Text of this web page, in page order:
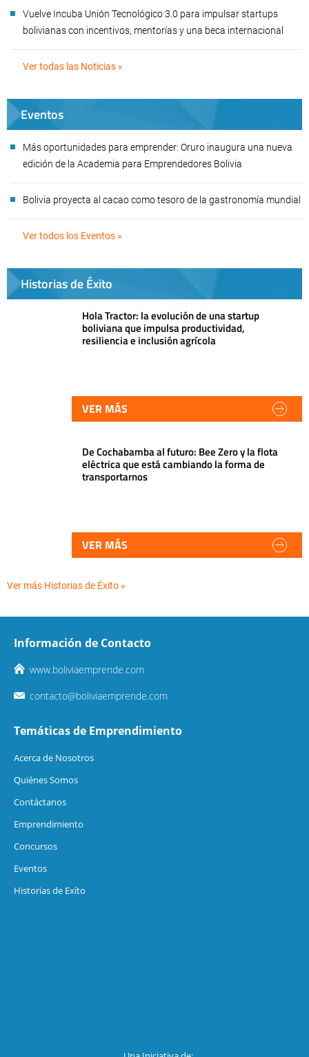
Vuelve Incuba Unión Tecnológico 3.0 para impulsar startups
bolivianas con incentivos, mentorías y una beca internacional
Ver todas las Noticias »
Eventos
Más oportunidades para emprender: Oruro inaugura una nueva
edición de la Academia para Emprendedores Bolivia
Bolivia proyecta al cacao como tesoro de la gastronomía mundial
Ver todos los Eventos »
Historias de Éxito
Hola Tractor: la evolución de una startup
boliviana que impulsa productividad,
resiliencia e inclusión agrícola
VER MÁS
De Cochabamba al futuro: Bee Zero y la flota
eléctrica que está cambiando la forma de
transportarnos
VER MÁS
Ver más Historias de Éxito »
Información de Contacto
www.boliviaemprende.com
contacto@boliviaemprende.com
Temáticas de Emprendimiento
Acerca de Nosotros
Quiénes Somos
Contáctanos
Emprendimiento
Concursos
Eventos
Historias de Exíto